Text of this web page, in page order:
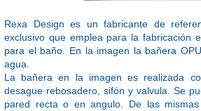
Rexa Design es un fabricante de
exclusivo que emplea para la fabricación
para el baño. En la imagen la bañera
agua.
La bañera en la imagen es realizada
desague rebosadero, sifón y valvula. Se
pared recta o en angulo. De las